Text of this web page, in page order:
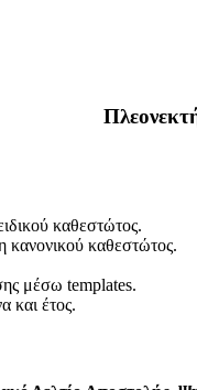
καθεστώτος.
κανονικού καθεστώτος.
μέσω templates.
και έτος.